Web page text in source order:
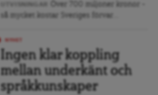
Över 700 miljoner kronor –
så mycket kostar Sveriges förvar...
Ingen klar koppling
mellan underkänt och
språkkunskaper